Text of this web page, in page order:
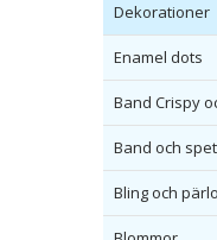
Dekorationer
Enamel dots
Band Crispy
Band och
Bling och